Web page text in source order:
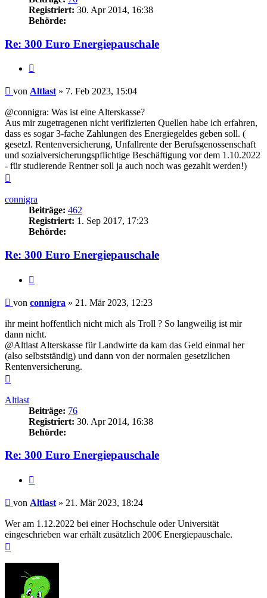
Registriert: 30. Apr 2014, 16:38
Behörde:
Re: 300 Euro Energiepauschale
Beitrag
von Altlast » 7. Feb 2023, 15:04
@connigra: Was ist eine Alterskasse?
Aus mir zugetragenen nicht verifizierten Quellen habe ich erfahren,
dass es sogar 3-fache Zahlungen des Energiegeldes geben soll. (
gesetzl. Rentenversicherung, Unfallrente der Berufsgenossenschaft
und sozialversicherungspflichtige Beschäftigung vor dem 1.10.2022
- für studierende Rentner soll ja auch noch was gezahlt werden!)
connigra
Beiträge: 462
Registriert: 1. Sep 2017, 17:23
Behörde:
Re: 300 Euro Energiepauschale
Beitrag
von connigra » 21. Mär 2023, 12:23
ihr meint hoffentlich nicht mich als Troll ? So langweilig ist mir
dann nicht.
@Altlast Alterskasse für Landwirte da kam das Geld einmal her
(also selbstständig) und dann von der normalen gesetzlichen
Rentenversicherung.
Altlast
Beiträge: 76
Registriert: 30. Apr 2014, 16:38
Behörde:
Re: 300 Euro Energiepauschale
Beitrag
von Altlast » 21. Mär 2023, 18:24
Wer am 1.12.2022 bei einer Hochschule oder Universität
eingeschrieben war erhält zusätzlich 200€ Energiepauschale.